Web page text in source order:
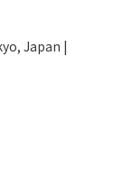
Japan |